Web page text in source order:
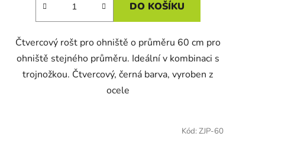
DO KOŠÍKU
Čtvercový rošt pro ohniště o průměru 60 cm pro
ohniště stejného průměru. Ideální v kombinaci s
trojnožkou. Čtvercový, černá barva, vyroben z
ocele
Kód: ZJP-60